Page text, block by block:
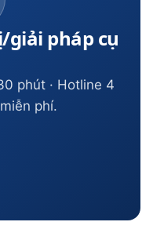
pháp cụ
phút · Hotline 4
phí.